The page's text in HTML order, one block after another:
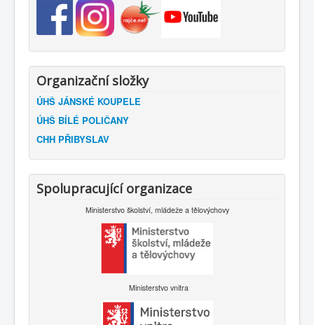
Organizační složky
ÚHŠ JÁNSKÉ KOUPELE
ÚHŠ BÍLÉ POLIČANY
CHH PŘIBYSLAV
Spolupracující organizace
Ministerstvo školství, mládeže a tělovýchovy
Ministerstvo vnitra